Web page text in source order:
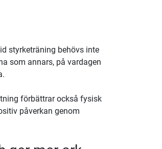
styrketräning behövs inte
som annars, på vardagen
förbättrar också fysisk
påverkan genom